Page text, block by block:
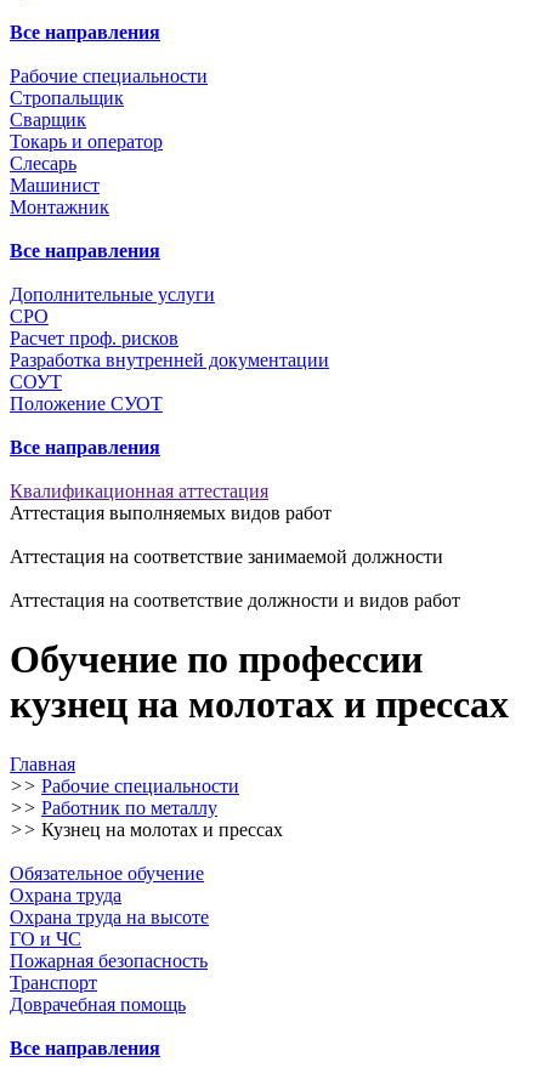
Все направления
Рабочие специальности
Стропальщик
Сварщик
Токарь и оператор
Слесарь
Машинист
Монтажник
Все направления
Дополнительные услуги
СРО
Расчет проф. рисков
Разработка внутренней документации
СОУТ
Положение СУОТ
Все направления
Квалификационная аттестация
Аттестация выполняемых видов работ
Аттестация на соответствие занимаемой должности
Аттестация на соответствие должности и видов работ
Обучение по профессии
кузнец на молотах и прессах
Главная
>> Рабочие специальности
>> Работник по металлу
>> Кузнец на молотах и прессах
Обязательное обучение
Охрана труда
Охрана труда на высоте
ГО и ЧС
Пожарная безопасность
Транспорт
Доврачебная помощь
Все направления